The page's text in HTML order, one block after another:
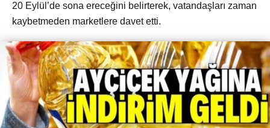
20 Eylül’de sona ereceğini belirterek, vatandaşları zaman
kaybetmeden marketlere davet etti.